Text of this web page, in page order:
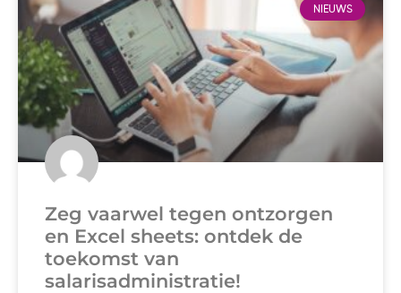
NIEUWS
Zeg vaarwel tegen ontzorgen
en Excel sheets: ontdek de
toekomst van
salarisadministratie!